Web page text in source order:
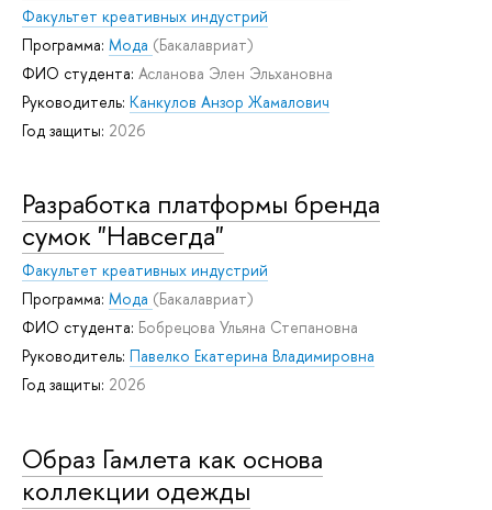
Факультет креативных индустрий
Программа: Мода (Бакалавриат)
ФИО студента: Асланова Элен Эльхановна
Руководитель: Канкулов Анзор Жамалович
Год защиты: 2026
Разработка платформы бренда
сумок "Навсегда"
Факультет креативных индустрий
Программа: Мода (Бакалавриат)
ФИО студента: Бобрецова Ульяна Степановна
Руководитель: Павелко Екатерина Владимировна
Год защиты: 2026
Образ Гамлета как основа
коллекции одежды